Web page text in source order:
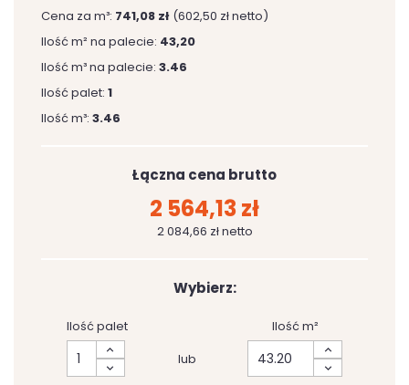
Cena za m³: 741,08 zł (602,50 zł netto)
Ilość m² na palecie: 43,20
Ilość m³ na palecie: 3.46
Ilość palet: 1
Ilość m³: 3.46
Łączna cena brutto
2 564,13 zł
2 084,66 zł netto
Wybierz:
Ilość palet
lub
Ilość m²